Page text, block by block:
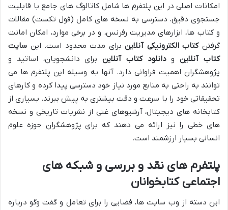
امکانات اصلی در این پلتفرم ها شامل کاتالوگ های جامع با قابلیت
جستجوی دقیق، دسترسی به نسخه های کامل (فول تکست) مقالات
و کتاب ها، ابزارهای مدیریت رفرنس، و در برخی موارد، امکان امانت
گرفتنکتاب الکترونیکی آنلاینبرای مدت محدود است. این سایت
کتاب آنلاینودانلود کتاب آنلاینبرای دانشجویان، اساتید و
پژوهشگران اهمیت فراوانی دارد. آنها به وسیله این پلتفرم ها می
توانند به راحتی به منابع مورد نیاز خود دسترسی پیدا کرده و کارهای
تحقیقاتی خود را با سرعت و دقت بیشتری به پیش ببرند. بسیاری از
کتابخانه های دیجیتال، آرشیوهای غنی از نشریات تاریخی و نسخه
های خطی را نیز ارائه می دهند که برای پژوهشگران حوزه علوم
انسانی بسیار ارزشمند است.
پلتفرم های نقد و بررسی و شبکه های
اجتماعی کتابخوانان
این دسته از وب سایت ها، فضایی را برای تعامل و گفت وگو درباره